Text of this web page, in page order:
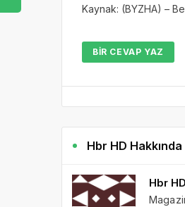
Kaynak: (BYZHA) –
BIR CEVAP YAZ
Hbr HD Hakkında
Hbr HD